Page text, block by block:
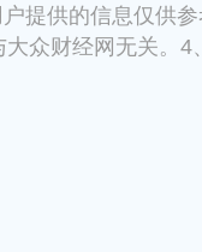
提供的信息仅供
众财经网无关。4